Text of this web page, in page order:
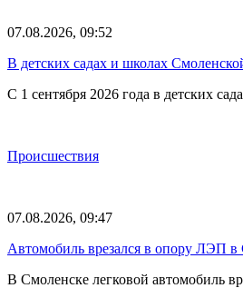
07.08.2026, 09:52
В детских садах и школах
С 1 сентября 2026 года в детских
Происшествия
07.08.2026, 09:47
Автомобиль врезался в опору ЛЭП в
В Смоленске легковой автомобиль